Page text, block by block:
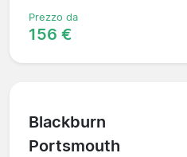
Prezzo da
156 €
Blackburn
Portsmouth